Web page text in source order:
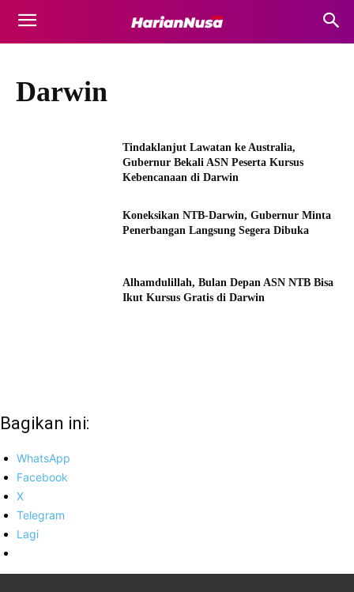
Darwin
Tindaklanjut Lawatan ke Australia,
Gubernur Bekali ASN Peserta Kursus
Kebencanaan di Darwin
Koneksikan NTB-Darwin, Gubernur Minta
Penerbangan Langsung Segera Dibuka
Alhamdulillah, Bulan Depan ASN NTB Bisa
Ikut Kursus Gratis di Darwin
Bagikan ini:
WhatsApp
Facebook
X
Telegram
Lagi